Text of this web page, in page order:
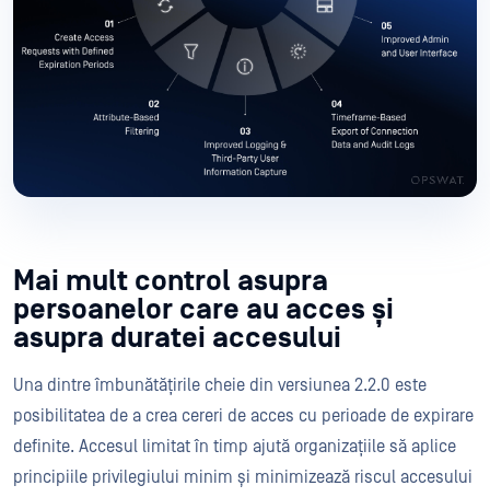
Mai mult control asupra
persoanelor care au acces și
asupra duratei accesului
Una dintre îmbunătățirile cheie din versiunea 2.2.0 este
posibilitatea de a crea cereri de acces cu perioade de expirare
definite. Accesul limitat în timp ajută organizațiile să aplice
principiile privilegiului minim și minimizează riscul accesului